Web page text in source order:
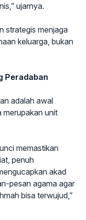
ujarnya.
strategis menjaga
keluarga, bukan
Peradaban
adalah awal
merupakan unit
memastikan
penuh
akad
pesan agama agar
bisa terwujud,”